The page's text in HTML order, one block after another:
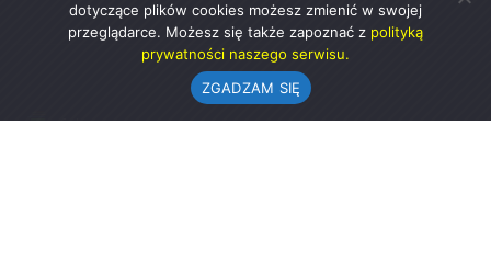
dotyczące plików cookies możesz zmienić w swojej
przeglądarce. Możesz się także zapoznać z polityką
prywatności naszego serwisu.
ZGADZAM SIĘ